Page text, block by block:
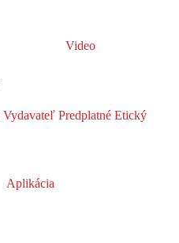
Video
Vydavateľ Predplatné Etický
Aplikácia